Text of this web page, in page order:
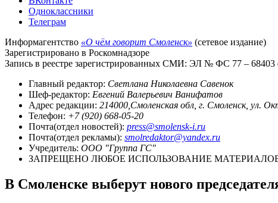
Одноклассники
Телеграм
Информагентство «О чём говорит Смоленск» (сетевое издание)
Зарегистрировано в Роскомнадзоре
Запись в реестре зарегистрированных СМИ: ЭЛ № ФС 77 – 68403
Главный редактор: Светлана Николаевна Савенок
Шеф-редактор: Евгений Валерьевич Ванифатов
Адрес редакции: 214000,Смоленская обл, г. Смоленск, ул.
Телефон: +7 (920) 668-05-20
Почта(отдел новостей): press@smolensk-i.ru
Почта(отдел рекламы): smolredaktor@yandex.ru
Учредитель: ООО "Группа ГС"
ЗАПРЕЩЕНО ЛЮБОЕ ИСПОЛЬЗОВАНИЕ
В Смоленске выберут нового